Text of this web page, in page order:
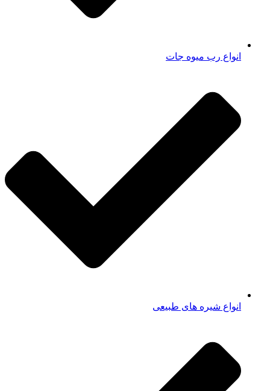
انواع رب میوه جات
انواع شیره های طبیعی